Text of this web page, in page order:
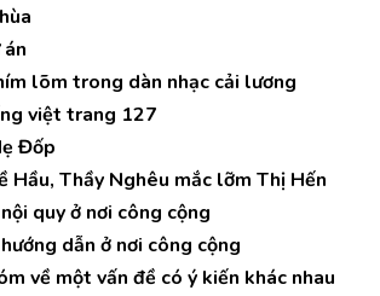
lõm trong dàn nhạc cải lương
việt trang 127
Đốp
Hầu, Thầy Nghêu mắc lỡm Thị Hến
quy ở nơi công cộng
dẫn ở nơi công cộng
về một vấn đề có ý kiến khác nhau